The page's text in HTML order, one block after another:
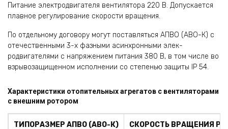
Питание электродвигателя вентилятора 220 В. До­пускается
плавное регулирование скорости вращения.
По отдельному договору могут поставляться АПВО (АВО-К) с
отечественными 3-х фазными асинхронными элек­
родвигателями с напряжением питания 380 В, в том числе во
взрывозащищенном исполнении со степенью защиты IP 54.
Характеристики отопительных агрегатов с вентиляторами
с внешним ротором
ТИПОРАЗМЕР АПВО (АВО-К) СКОРОСТЬ ВРАЩЕНИЯ